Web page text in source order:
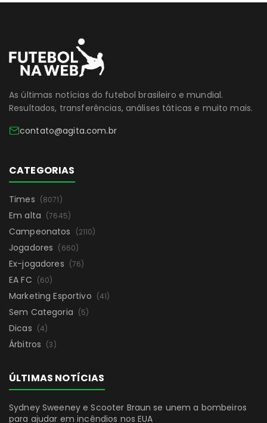
As últimas notícias do futebol brasileiro e mundial.
Resultados, transferências, análises táticas e muito mais.
contato@agita.com.br
CATEGORIAS
Times (8071)
Em alta (7645)
Campeonatos (2110)
Jogadores (660)
Ex-jogadores (76)
EA FC (60)
Marketing Esportivo (41)
Sem Categoria (5)
Dicas (4)
Árbitros (3)
ÚLTIMAS NOTÍCIAS
Sydney Sweeney e Scooter Braun se unem a bombeiros
para ajudar em incêndios nos EUA